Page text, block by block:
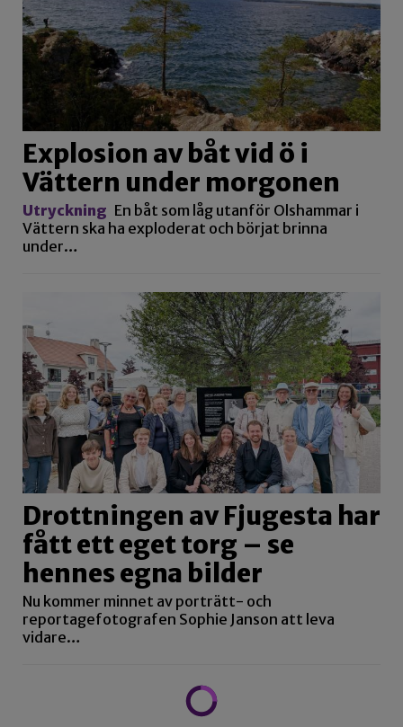
Explosion av båt vid ö i
Vättern under morgonen
Utryckning En båt som låg utanför Olshammar i
Vättern ska ha exploderat och börjat brinna
under…
Drottningen av Fjugesta har
fått ett eget torg – se
hennes egna bilder
Nu kommer minnet av porträtt- och
reportagefotografen Sophie Janson att leva
vidare…